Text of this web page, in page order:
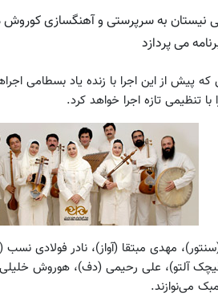
می پردازد
پیش از این اجرا با زنده یاد بسطامی
تنظیمی تازه اجرا خواهد کرد.
مهدی مبتقا (آواز)، نادر فولادی
آلتو)، علی رحیمی (دف)، هوروش خلیلی
می‌نوازند.